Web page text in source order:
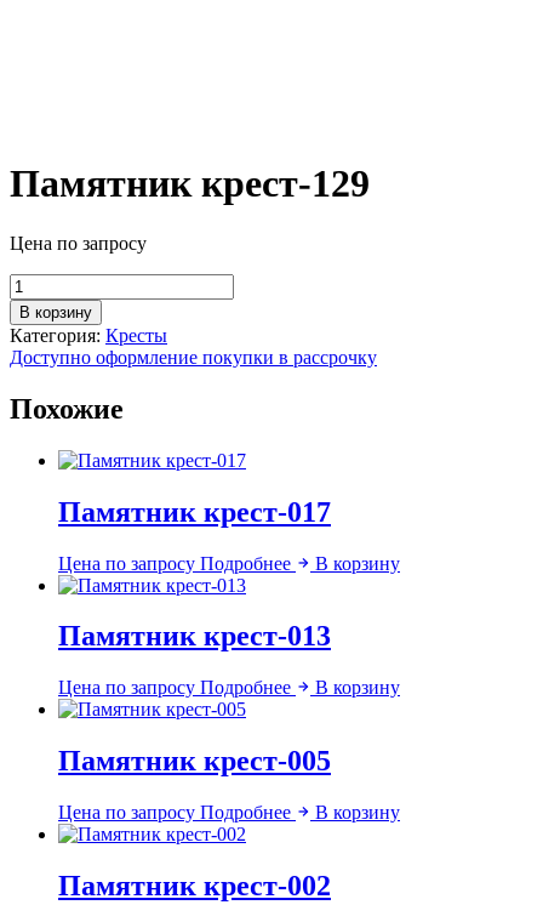
Памятник крест-129
Цена по запросу
Количество
товара
Памятник
крест-129
В корзину
Категория: Кресты
Доступно оформление покупки в рассрочку
Похожие
Памятник крест-017
Цена по запросу Подробнее В корзину
Памятник крест-013
Цена по запросу Подробнее В корзину
Памятник крест-005
Цена по запросу Подробнее В корзину
Памятник крест-002